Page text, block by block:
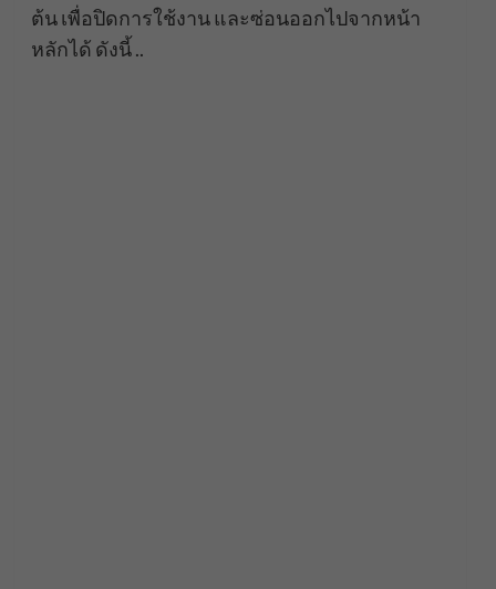
ต้น เพื่อปิดการใช้งาน และซ่อนออกไปจากหน้า
หลักได้ ดังนี้ ..